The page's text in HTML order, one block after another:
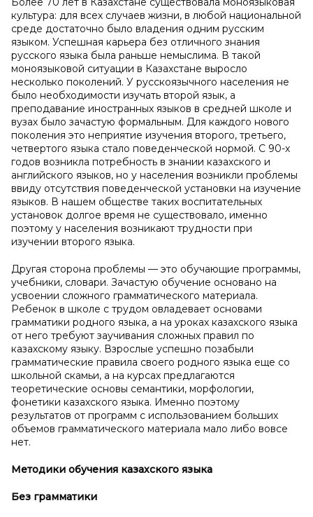
культура: для всех случаев жизни, в любой национальной
среде достаточно было владения одним русским
языком. Успешная карьера без отличного знания
русского языка была раньше немыслима. В такой
моноязыковой ситуации в Казахстане выросло
несколько поколений. У русскоязычного населения не
было необходимости изучать второй язык, а
преподавание иностранных языков в средней школе и
вузах было зачастую формальным. Для каждого нового
поколения это неприятие изучения второго, третьего,
четвертого языка стало поведенческой нормой. С 90-х
годов возникла потребность в знании казахского и
английского языков, но у населения возникли проблемы
ввиду отсутствия поведенческой установки на изучение
языков. В нашем обществе таких воспитательных
установок долгое время не существовало, именно
поэтому у населения возникают трудности при
изучении второго языка.
Другая сторона проблемы — это обучающие программы,
учебники, словари. Зачастую обучение основано на
усвоении сложного грамматического материала.
Ребенок в школе с трудом овладевает основами
грамматики родного языка, а на уроках казахского языка
от него требуют заучивания сложных правил по
казахскому языку. Взрослые успешно позабыли
грамматические правила своего родного языка еще со
школьной скамьи, а на курсах предлагаются
теоретические основы семантики, морфологии,
фонетики казахского языка. Именно поэтому
результатов от программ с использованием больших
объемов грамматического материала мало либо вовсе
нет.
Методики обучения казахского языка
Без грамматики